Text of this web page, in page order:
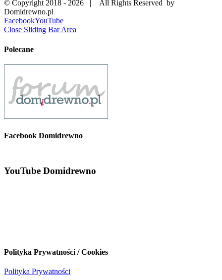
© Copyright 2018 - 2026 | All Rights Reserved by
Domidrewno.pl
FacebookYouTube
Close Sliding Bar Area
Polecane
Facebook Domidrewno
YouTube Domidrewno
Polityka Prywatności / Cookies
Polityka Prywatności